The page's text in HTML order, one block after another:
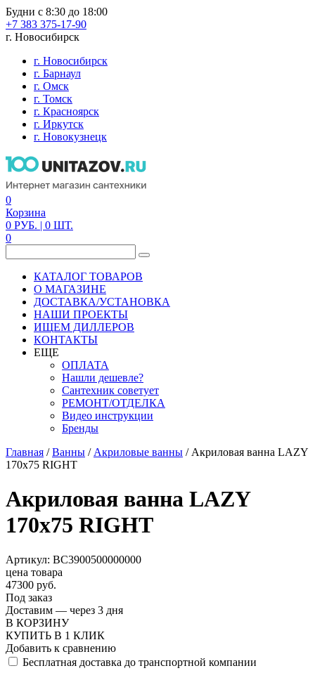
Будни с 8:30 до 18:00
+7 383 375-17-90
г. Новосибирск
г. Новосибирск
г. Барнаул
г. Омск
г. Томск
г. Красноярск
г. Иркутск
г. Новокузнецк
0
Корзина
0 РУБ. | 0 ШТ.
0
КАТАЛОГ ТОВАРОВ
О МАГАЗИНЕ
ДОСТАВКА/УСТАНОВКА
НАШИ ПРОЕКТЫ
ИЩЕМ ДИЛЛЕРОВ
КОНТАКТЫ
ЕЩЕ
ОПЛАТА
Нашли дешевле?
Сантехник советует
РЕМОНТ/ОТДЕЛКА
Видео инструкции
Бренды
Главная /Ванны / Акриловые ванны / Акриловая ванна LAZY
170x75 RIGHT
Акриловая ванна LAZY
170x75 RIGHT
Артикул: BC3900500000000
цена товара
47300 руб.
Под заказ
Доставим — через 3 дня
В КОРЗИНУ
КУПИТЬ В 1 КЛИК
Добавить к сравнению
Бесплатная доставка до транспортной компании